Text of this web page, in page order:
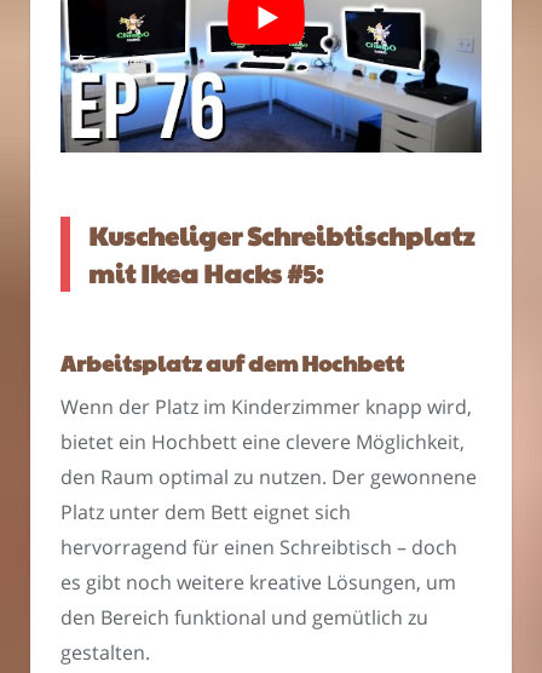
Kuscheliger Schreibtischplatz
mit Ikea Hacks #5:
Arbeitsplatz auf dem Hochbett
Wenn der Platz im Kinderzimmer knapp wird,
bietet ein Hochbett eine clevere Möglichkeit,
den Raum optimal zu nutzen. Der gewonnene
Platz unter dem Bett eignet sich
hervorragend für einen Schreibtisch – doch
es gibt noch weitere kreative Lösungen, um
den Bereich funktional und gemütlich zu
gestalten.